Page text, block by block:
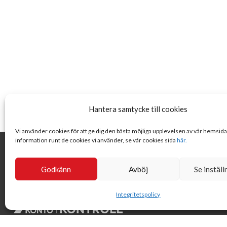
Hantera samtycke till cookies
Vi använder cookies för att ge dig den bästa möjliga upplevelsen av vår
information runt de cookies vi använder, se vår cookies sida här.
Godkänn Avböj Se
Integritetspolicy